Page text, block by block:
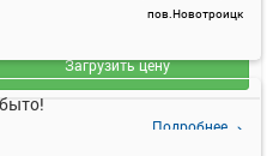
пов.Новотроицк
Подробнее
Загрузить цену